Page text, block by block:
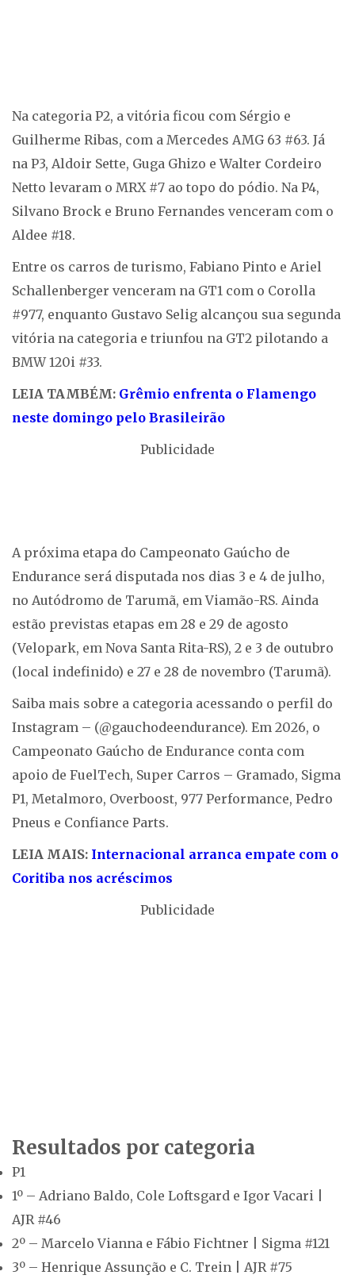
Na categoria P2, a vitória ficou com Sérgio e
Guilherme Ribas, com a Mercedes AMG 63 #63. Já
na P3, Aldoir Sette, Guga Ghizo e Walter Cordeiro
Netto levaram o MRX #7 ao topo do pódio. Na P4,
Silvano Brock e Bruno Fernandes venceram com o
Aldee #18.
Entre os carros de turismo, Fabiano Pinto e Ariel
Schallenberger venceram na GT1 com o Corolla
#977, enquanto Gustavo Selig alcançou sua segunda
vitória na categoria e triunfou na GT2 pilotando a
BMW 120i #33.
LEIA TAMBÉM: Grêmio enfrenta o Flamengo
neste domingo pelo Brasileirão
Publicidade
A próxima etapa do Campeonato Gaúcho de
Endurance será disputada nos dias 3 e 4 de julho,
no Autódromo de Tarumã, em Viamão-RS. Ainda
estão previstas etapas em 28 e 29 de agosto
(Velopark, em Nova Santa Rita-RS), 2 e 3 de outubro
(local indefinido) e 27 e 28 de novembro (Tarumã).
Saiba mais sobre a categoria acessando o perfil do
Instagram – (@gauchodeendurance). Em 2026, o
Campeonato Gaúcho de Endurance conta com
apoio de FuelTech, Super Carros – Gramado, Sigma
P1, Metalmoro, Overboost, 977 Performance, Pedro
Pneus e Confiance Parts.
LEIA MAIS: Internacional arranca empate com o
Coritiba nos acréscimos
Publicidade
Resultados por categoria
P1
1º – Adriano Baldo, Cole Loftsgard e Igor Vacari |
AJR #46
2º – Marcelo Vianna e Fábio Fichtner | Sigma #121
3º – Henrique Assunção e C. Trein | AJR #75